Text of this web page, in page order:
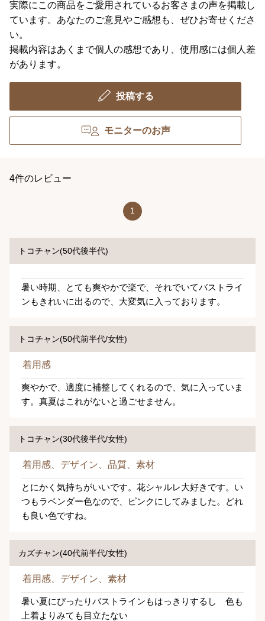
実際にこの商品をご愛用されているお客さまの声を掲載し
ています。あなたのご意見やご感想も、ぜひお寄せくださ
い。
掲載内容はあくまで個人の感想であり、使用感には個人差
があります。
投稿する
モニターのお声
4件のレビュー
1
トコチャン(50代後半代)
暑い時期、とても爽やかで楽で、それでいてバストライ
ンもきれいに出るので、大変気に入っております。
トコチャン(50代前半代/女性)
着用感
爽やかで、適度に補整してくれるので、気に入っていま
す。真夏はこれがないと過ごせません。
トコチャン(30代後半代/女性)
着用感、デザイン、品質、素材
とにかく気持ちがいいです。花シャルレ大好きです。い
つもラベンダー色なので、ピンクにしてみました。どれ
も良い色ですね。
カズチャン(40代前半代/女性)
着用感、デザイン、素材
暑い夏にぴったりバストラインもはっきりするし 色も
上着よりみても目立たない